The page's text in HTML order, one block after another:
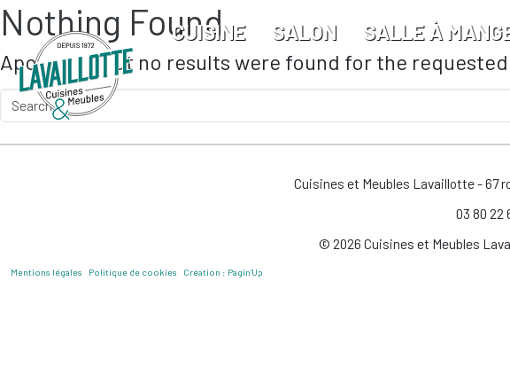
Skip to main content
CUISINE SALON SALLE À
Nothing Found
Apologies, but no results were found for the
Cuisines et Meubles Lavaillotte - 67
03 80 22
© 2026 Cuisines et Meubles
Mentions légales Politique de cookies Création : Pagin’Up